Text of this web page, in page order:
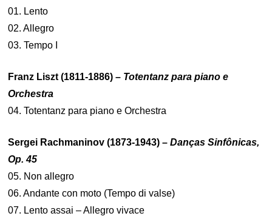
01. Lento
02. Allegro
03. Tempo I
Franz Liszt (1811-1886) – Totentanz para piano e
Orchestra
04. Totentanz para piano e Orchestra
Sergei Rachmaninov (1873-1943) – Danças Sinfônicas,
Op. 45
05. Non allegro
06. Andante con moto (Tempo di valse)
07. Lento assai – Allegro vivace